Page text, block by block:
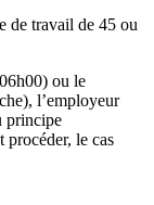
de travail de 45 ou
ou le
l’employeur
principe
le cas